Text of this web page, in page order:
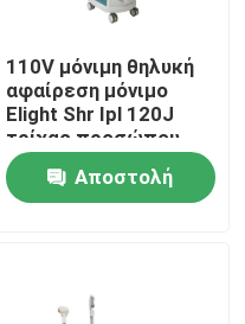
110V μόνιμη θηλυκή
αφαίρεση μόνιμο
Elight Shr Ipl 120J
τρίχας προσώπου
Αποστολή